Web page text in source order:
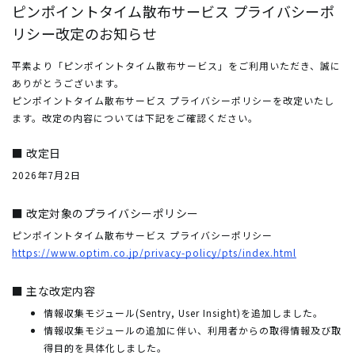
ピンポイントタイム散布サービス プライバシーポ
リシー改定のお知らせ
平素より「ピンポイントタイム散布サービス」をご利用いただき、誠に
ありがとうございます。
ピンポイントタイム散布サービス プライバシーポリシーを改定いたし
ます。改定の内容については下記をご確認ください。
■ 改定日
2026年7月2日
■ 改定対象のプライバシーポリシー
ピンポイントタイム散布サービス プライバシーポリシー
https://www.optim.co.jp/privacy-policy/pts/index.html
■ 主な改定内容
情報収集モジュール(Sentry, User Insight)を追加しました。
情報収集モジュールの追加に伴い、利用者からの取得情報及び取
得目的を具体化しました。